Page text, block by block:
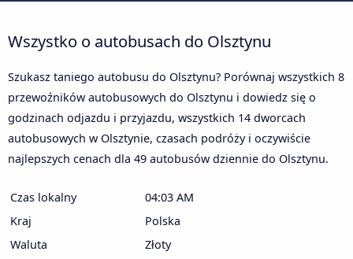
Wszystko o autobusach do Olsztynu
Szukasz taniego autobusu do Olsztynu? Porównaj wszystkich 8
przewoźników autobusowych do Olsztynu i dowiedz się o
godzinach odjazdu i przyjazdu, wszystkich 14 dworcach
autobusowych w Olsztynie, czasach podróży i oczywiście
najlepszych cenach dla 49 autobusów dziennie do Olsztynu.
Czas lokalny
04:03 AM
Kraj
Polska
Waluta
Złoty